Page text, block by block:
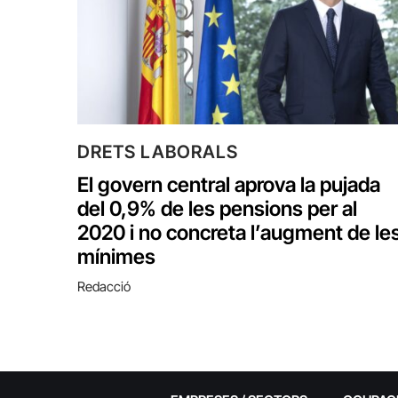
DRETS LABORALS
El govern central aprova la pujada
del 0,9% de les pensions per al
2020 i no concreta l’augment de
mínimes
Redacció